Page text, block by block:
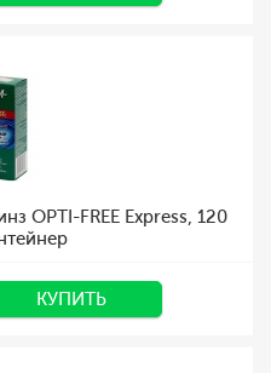
OPTI-FREE Express, 120
КУПИТЬ